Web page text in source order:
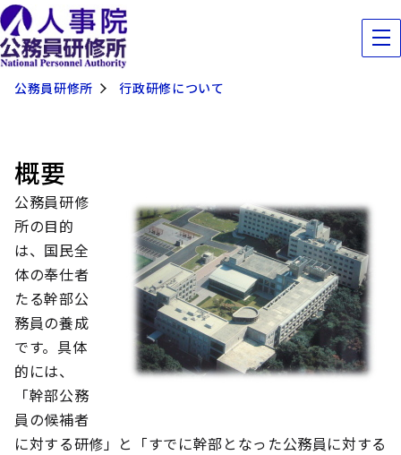
公務員研修所 行政研修について
概要
公務員研修
所の目的
は、国民全
体の奉仕者
たる幹部公
務員の養成
です。具体
的には、
「幹部公務
員の候補者
に対する研修」と「すでに幹部となった公務員に対する